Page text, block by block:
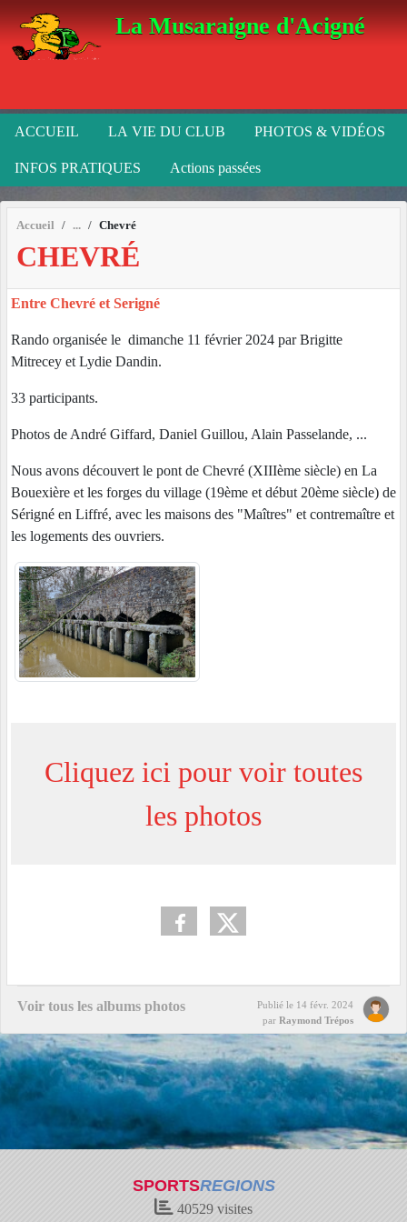
La Musaraigne d'Acigné
ACCUEIL LA VIE DU CLUB PHOTOS & VIDÉOS
INFOS PRATIQUES Actions passées
Accueil Chevré
CHEVRÉ
Entre Chevré et Serigné
Rando organisée le dimanche 11 février 2024 par Brigitte
Mitrecey et Lydie Dandin.
33 participants.
Photos de André Giffard, Daniel Guillou, Alain Passelande, ...
Nous avons découvert le pont de Chevré (XIIIème siècle) en La
Bouexière et les forges du village (19ème et début 20ème siècle) de
Sérigné en Liffré, avec les maisons des "Maîtres" et contremaître et
les logements des ouvriers.
Cliquez ici pour voir toutes
les photos
Voir tous les albums photos Publié le 14 févr. 2024
par Raymond Trépos
SPORTSREGIONS
40529 visites
Panneau de gestion des cookies